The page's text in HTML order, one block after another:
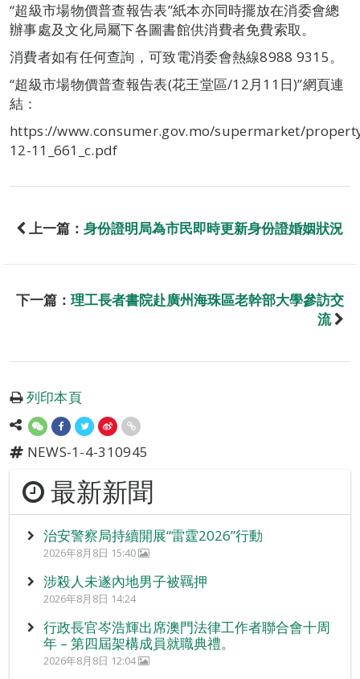
“超級市場物價普查報告表”紙本亦同時擺放在消委會總
辦事處及文化局屬下各圖書館供消費者免費索取。
消費者如有任何查詢，可致電消委會熱線8988 9315。
“超級市場物價普查報告表(花王堂區/12月11日)”網頁連
結：
https://www.consumer.gov.mo/supermarket/
12-11_661_c.pdf
上一篇： 身份證明局為市民即時更新身份證婚姻狀況
下一篇： 理工長者書院赴廣州海珠區老幹部大學參訪交
流
列印本頁
NEWS-1-4-310945
最新新聞
治安警察局持續開展“雷霆2026”行動
2026年8月8日 15:40
涉殺人未遂內地男子被羈押
2026年8月8日 14:24
行政長官岑浩輝出席澳門法律工作者聯合會十周
年 – 第四屆架構成員就職典禮。
2026年8月8日 12:04